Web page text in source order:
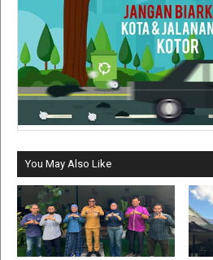
You May Also Like